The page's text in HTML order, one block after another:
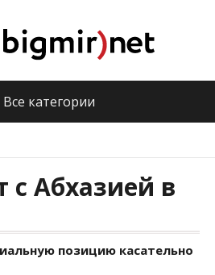
Все категории
с Абхазией в
позицию касательно